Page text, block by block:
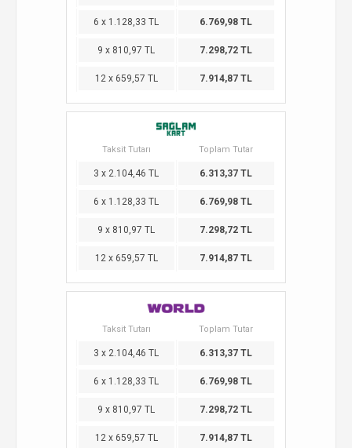
6 x 1.128,33 TL 6.769,98 TL
9 x 810,97 TL 7.298,72 TL
12 x 659,57 TL 7.914,87 TL
Taksit Tutarı Toplam Tutar
3 x 2.104,46 TL 6.313,37 TL
6 x 1.128,33 TL 6.769,98 TL
9 x 810,97 TL 7.298,72 TL
12 x 659,57 TL 7.914,87 TL
Taksit Tutarı Toplam Tutar
3 x 2.104,46 TL 6.313,37 TL
6 x 1.128,33 TL 6.769,98 TL
9 x 810,97 TL 7.298,72 TL
12 x 659,57 TL 7.914,87 TL